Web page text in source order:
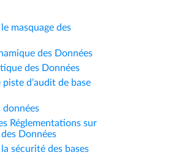
masquage des
des Données
des Données
d’audit de base
données
Réglementations sur
Données
sécurité des bases